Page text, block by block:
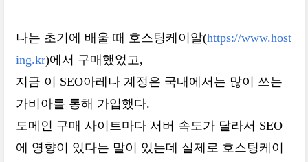
나는 초기에 배울 때 호스팅케이알(https://www.host
ing.kr)에서 구매했었고,
지금 이 SEO아레나 계정은 국내에서는 많이 쓰는
가비아를 통해 가입했다.
도메인 구매 사이트마다 서버 속도가 달라서 SEO
에 영향이 있다는 말이 있는데 실제로 호스팅케이